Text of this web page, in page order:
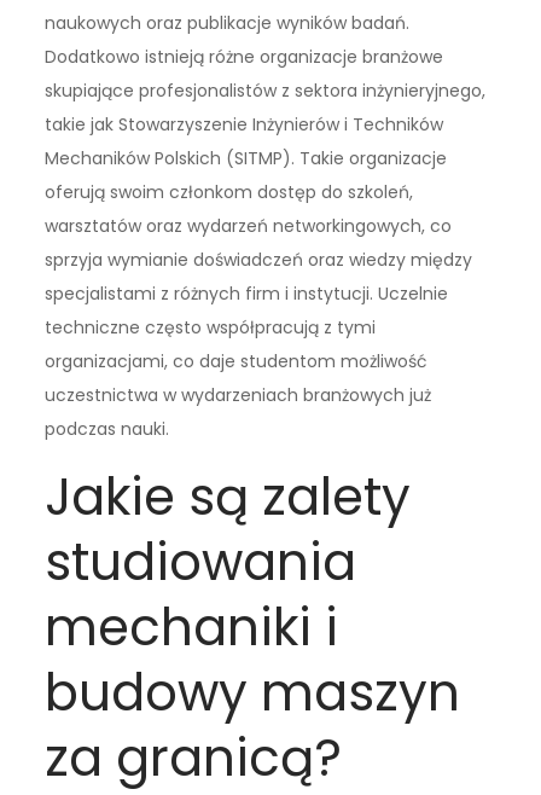
naukowych oraz publikacje wyników badań.
Dodatkowo istnieją różne organizacje branżowe
skupiające profesjonalistów z sektora inżynieryjnego,
takie jak Stowarzyszenie Inżynierów i Techników
Mechaników Polskich (SITMP). Takie organizacje
oferują swoim członkom dostęp do szkoleń,
warsztatów oraz wydarzeń networkingowych, co
sprzyja wymianie doświadczeń oraz wiedzy między
specjalistami z różnych firm i instytucji. Uczelnie
techniczne często współpracują z tymi
organizacjami, co daje studentom możliwość
uczestnictwa w wydarzeniach branżowych już
podczas nauki.
Jakie są zalety
studiowania
mechaniki i
budowy maszyn
za granicą?